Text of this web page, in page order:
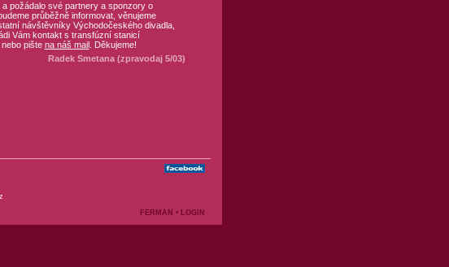
požádalo své partnery a sponzory o
průběžně informovat, věnujeme
návštěvníky Východočeského divadla,
Vám kontakt s transfúzní stanicí
pište na náš mail
. Děkujeme!
Radek Smetana (zpravodaj 5/03)
FERMAN • LOGIN